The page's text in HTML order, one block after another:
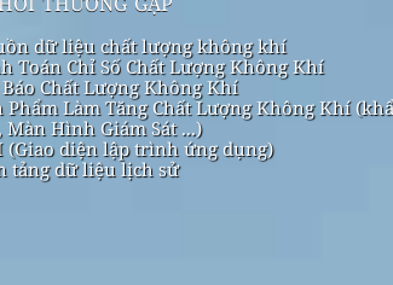
dữ liệu chất lượng không khí
Toán Chỉ Số Chất Lượng Không Khí
Chất Lượng Không Khí
Phẩm Làm Tăng Chất Lượng Không Khí
Màn Hình Giám Sát ...)
(Giao diện lập trình ứng dụng)
tảng dữ liệu lịch sử